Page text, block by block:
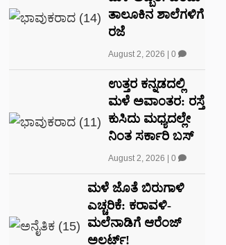
ತಾಲೂಕಿನ ಶಾಲೆಗಳಿಗೆ
ರಜೆ
August 2, 2026 0
ಉತ್ತರ ಕನ್ನಡದಲ್ಲಿ
ಮಳೆ ಅವಾಂತರ: ರಸ್ತೆ
ಕುಸಿದು ಮಧ್ಯದಲ್ಲೇ
ನಿಂತ ಸರ್ಕಾರಿ ಬಸ್
August 2, 2026 0
ಮಳೆ ಜೊತೆ ಬಿರುಗಾಳಿ
ಎಚ್ಚರಿಕೆ: ಕರಾವಳಿ-
ಮಲೆನಾಡಿಗೆ ಆರೆಂಜ್
ಅಲರ್ಟ್!